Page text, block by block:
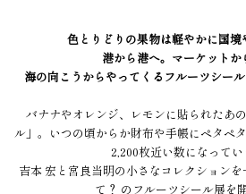
色とりどりの果物は軽やかに国境
港から港へ。マーケットか
海の向こうからやってくるフルーツシー
バナナやオレンジ、レモンに貼られたあ
ル」。いつの頃からか財布や手帳にペタペ
2,200枚近い数になってい
吉本 宏と宮良当明の小さなコレクション
て？ のフルーツシール展を